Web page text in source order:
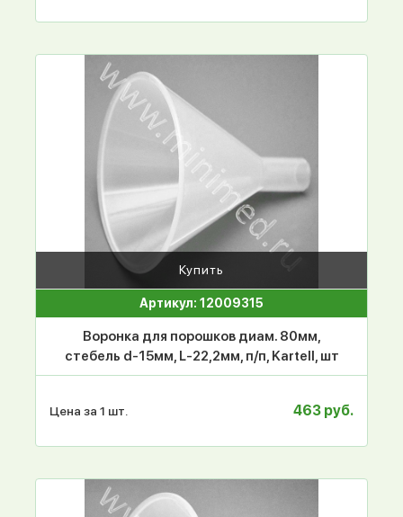
Купить
Артикул: 12009315
Воронка для порошков диам. 80мм,
стебель d-15мм, L-22,2мм, п/п, Kartell, шт
Цена за 1 шт. 463 руб.